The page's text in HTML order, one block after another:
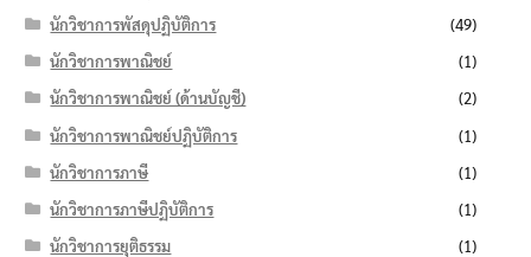
นักวิชาการพัสดุปฏิบัติการ
(49)
นักวิชาการพาณิชย์
(1)
นักวิชาการพาณิชย์ (ด้านบัญชี)
(2)
นักวิชาการพาณิชย์ปฏิบัติการ
(1)
นักวิชาการภาษี
(1)
นักวิชาการภาษีปฏิบัติการ
(1)
นักวิชาการยุติธรรม
(1)